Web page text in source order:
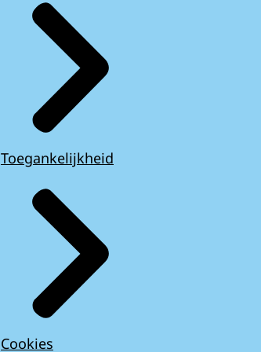
Toegankelijkheid
Cookies